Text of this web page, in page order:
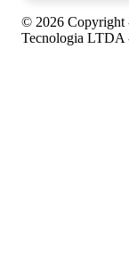
© 2026 Copyright
Tecnologia LTDA